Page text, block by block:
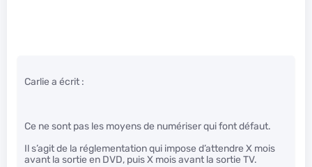
Carlie a écrit :
Ce ne sont pas les moyens de numériser qui font défaut.
Il s’agit de la réglementation qui impose d’attendre X mois
avant la sortie en DVD, puis X mois avant la sortie TV.